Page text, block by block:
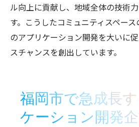
ル向上に貢献し、地域全体の技術
す。こうしたコミュニティスペー
のアプリケーション開発を大いに
スチャンスを創出しています。
福岡市で急成長
ケーション開発